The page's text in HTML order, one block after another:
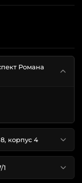
Романа
корпус 4
1